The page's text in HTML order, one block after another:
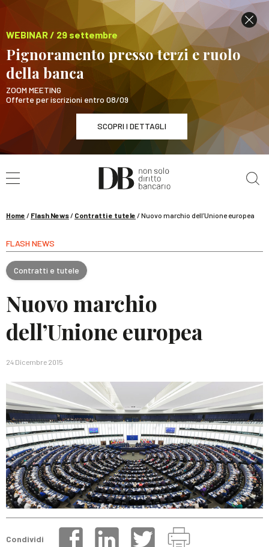
WEBINAR / 29 settembre
Pignoramento presso terzi e ruolo
della banca
ZOOM MEETING
Offerte per iscrizioni entro 08/09
SCOPRI I DETTAGLI
WEBINAR / 29 settembre
Pignoramento presso terzi e ruolo della banca
Home / Flash News/ Contratti e tutele /Nuovo marchio dell’Unione europea
FLASH NEWS
Contratti e tutele
Nuovo marchio
dell’Unione europea
24 Dicembre 2015
Condividi